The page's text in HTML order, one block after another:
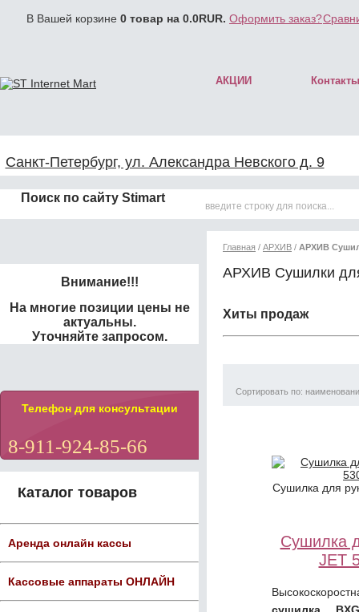
В Вашей корзине 0 товар на 0.0RUR. Оформить заказ?
АКЦИИ Контакты
Санкт-Петербург, ул. Александра Невского д. 9
Поиск по сайту Stimart
Внимание!!!
На многие позиции цены не
актуальны.
Уточняйте запросом.
Телефон для консультации
8-911-924-85-66
Каталог товаров
Аренда онлайн кассы
Кассовые аппараты ОНЛАЙН
Главная / АРХИВ / АРХИВ
АРХИВ Сушилки
Хиты продаж
Сортировать по:
Сушилка для
Сушилка
JET
сушилка